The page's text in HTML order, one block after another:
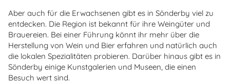
Aber auch für die Erwachsenen gibt es in Sönderby viel zu
entdecken. Die Region ist bekannt für ihre Weingüter und
Brauereien. Bei einer Führung könnt ihr mehr über die
Herstellung von Wein und Bier erfahren und natürlich auch
die lokalen Spezialitäten probieren. Darüber hinaus gibt es in
Sönderby einige Kunstgalerien und Museen, die einen
Besuch wert sind.